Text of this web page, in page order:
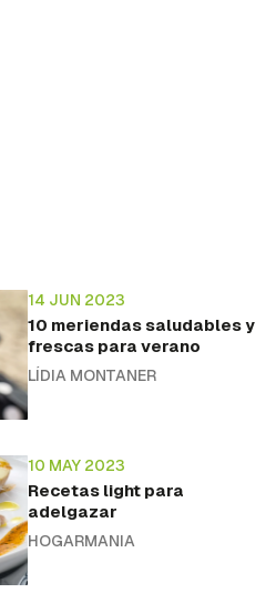
14 JUN 2023
10 meriendas saludables y
frescas para verano
LÍDIA MONTANER
10 MAY 2023
Recetas light para
adelgazar
HOGARMANIA